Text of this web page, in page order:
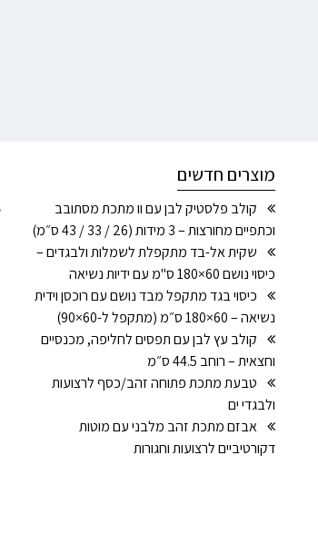
מוצרים חדשים
קולב פלסטיק לבן עם וו מתכת מסתובב
וכתפיים מחורצות – 3 מידות (26 / 33 / 43 ס״מ)
שקית אל-בד מתקפלת לשמלות ולבגדים –
כיסוי נושם 60×180 ס"מ עם ידיות נשיאה
כיסוי בגד מתקפל מבד נושם עם רוכסן וידית
נשיאה – 60×180 ס״מ (מתקפל ל-60×90)
קולב עץ לבן עם תפסים לחליפה, מכנסיים
וחצאית – רוחב 44.5 ס״מ
טבעת מתכת פתוחה זהב/כסף לרצועות
ולבגדי ים
אבזם מתכת זהב מלבני עם מוטות
דקורטיביים לרצועות וחגורות